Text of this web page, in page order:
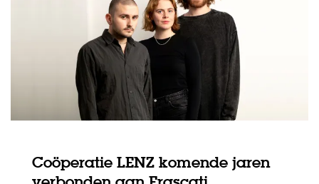
Coöperatie LENZ komende jaren